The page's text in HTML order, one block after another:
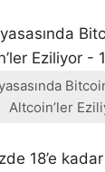
Altcoin’ler
18’e